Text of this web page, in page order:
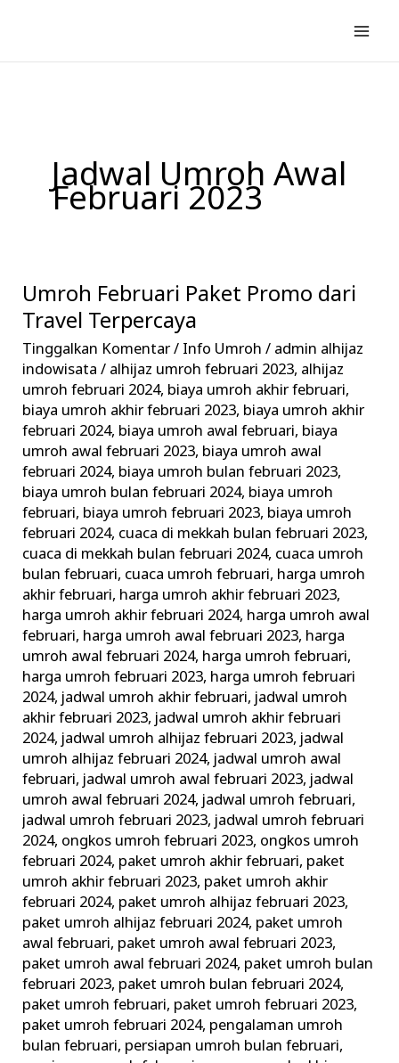
konten
Jadwal Umroh Awal
Februari 2023
Umroh Februari Paket Promo dari
Travel Terpercaya
Tinggalkan Komentar/ Info Umroh / admin alhijaz
indowisata/ alhijaz umroh februari 2023, alhijaz
umroh februari 2024, biaya umroh akhir februari,
biaya umroh akhir februari 2023, biaya umroh akhir
februari 2024, biaya umroh awal februari, biaya
umroh awal februari 2023, biaya umroh awal
februari 2024, biaya umroh bulan februari 2023,
biaya umroh bulan februari 2024, biaya umroh
februari, biaya umroh februari 2023, biaya umroh
februari 2024, cuaca di mekkah bulan februari 2023,
cuaca di mekkah bulan februari 2024, cuaca umroh
bulan februari, cuaca umroh februari, harga umroh
akhir februari, harga umroh akhir februari 2023,
harga umroh akhir februari 2024, harga umroh awal
februari, harga umroh awal februari 2023, harga
umroh awal februari 2024, harga umroh februari,
harga umroh februari 2023, harga umroh februari
2024, jadwal umroh akhir februari, jadwal umroh
akhir februari 2023, jadwal umroh akhir februari
2024, jadwal umroh alhijaz februari 2023, jadwal
umroh alhijaz februari 2024, jadwal umroh awal
februari, jadwal umroh awal februari 2023, jadwal
umroh awal februari 2024, jadwal umroh februari,
jadwal umroh februari 2023, jadwal umroh februari
2024, ongkos umroh februari 2023, ongkos umroh
februari 2024, paket umroh akhir februari, paket
umroh akhir februari 2023, paket umroh akhir
februari 2024, paket umroh alhijaz februari 2023,
paket umroh alhijaz februari 2024, paket umroh
awal februari, paket umroh awal februari 2023,
paket umroh awal februari 2024, paket umroh bulan
februari 2023, paket umroh bulan februari 2024,
paket umroh februari, paket umroh februari 2023,
paket umroh februari 2024, pengalaman umroh
bulan februari, persiapan umroh bulan februari,
Umroh
Februari
Paket
Promo
dari
Travel
Terpercaya